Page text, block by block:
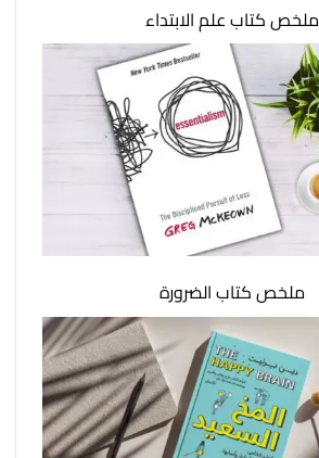
ملخص كتاب علم الابتداء
ملخص كتاب الضرورة